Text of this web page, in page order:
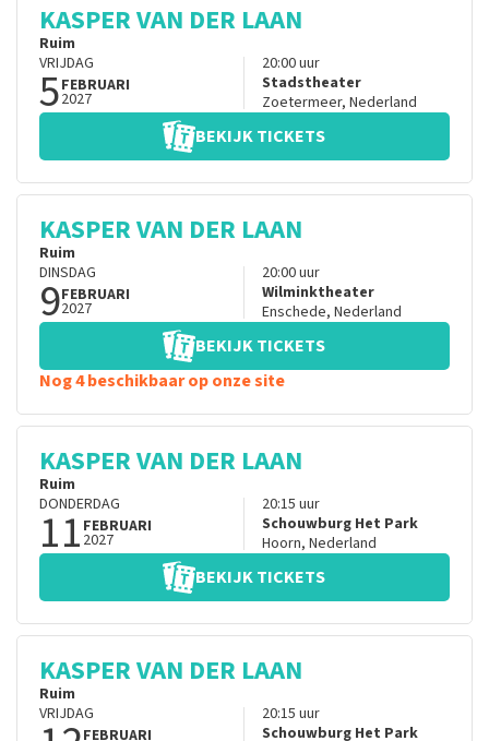
KASPER VAN DER LAAN
Ruim
VRIJDAG
5FEBRUARI
2027
20:00uur
Stadstheater
Zoetermeer, Nederland
BEKIJK TICKETS
KASPER VAN DER LAAN
Ruim
DINSDAG
9FEBRUARI
2027
20:00uur
Wilminktheater
Enschede, Nederland
BEKIJK TICKETS
Nog 4 beschikbaar op onze site
KASPER VAN DER LAAN
Ruim
DONDERDAG
11 FEBRUARI
2027
20:15 uur
Schouwburg Het Park
Hoorn, Nederland
BEKIJK TICKETS
KASPER VAN DER LAAN
Ruim
VRIJDAG
FEBRUARI
20:15 uur
Schouwburg Het Park